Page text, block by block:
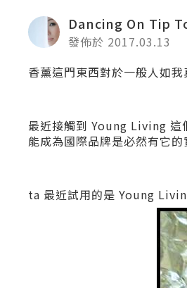
Dancing On Tip
發佈於 2017.03.13
香薰這門東西對於一般人如
最近接觸到 Young Living 這
能成為國際品牌是必然有它
ta 最近試用的是 Young